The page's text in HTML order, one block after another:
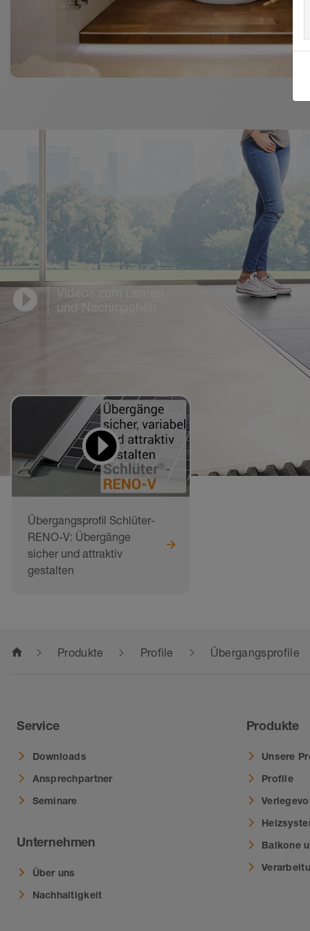
Videos zum Lernen
und Nachmachen
Übergangsprofil Schlüter-
RENO-V: Übergänge
sicher und attraktiv
gestalten
home Produkte Profile Übergangsprofile
Service
Downloads
Ansprechpartner
Seminare
Unternehmen
Über uns
Nachhaltigkeit
Produkte
Unsere
Profile
Balkone